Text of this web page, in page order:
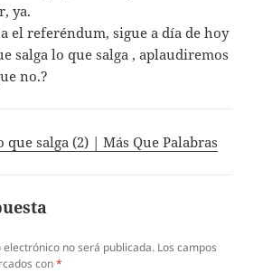
ya.
el referéndum, sigue a día de hoy
salga lo que salga , aplaudiremos
no.?
que salga (2) | Más Que Palabras
no será publicada. Los campos
con*